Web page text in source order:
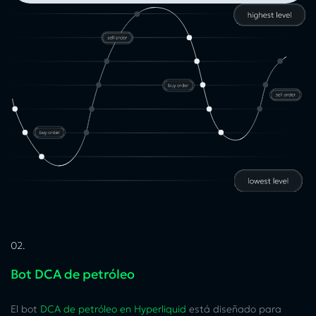
02.
Bot DCA de petróleo
El bot DCA de petróleo en Hyperliquid está diseñado para